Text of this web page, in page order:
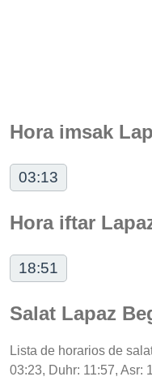
Hora imsak
03:13
Hora iftar
18:51
Salat Lapaz
Lista de horarios de
03:23, Duhr: 11:57, Asr: